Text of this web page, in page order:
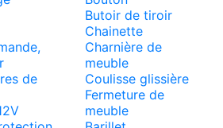
de
Butoir de tiroir
Chainette
Charnière de
meuble
Coulisse glissière
Fermeture de
meuble